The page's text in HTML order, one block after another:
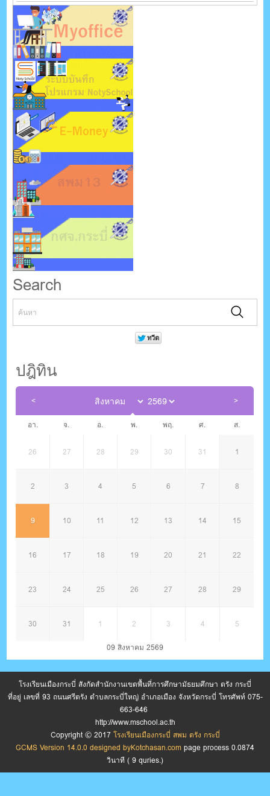
Search
ปฎิทิน
อา. จ. อ. พ. พฤ. ศ. ส.
26 27 28 29 30 31 1
2 3 4 5 6 7 8
9 10 11 12 13 14 15
16 17 18 19 20 21 22
23 24 25 26 27 28 29
30 31 1 2 3 4 5
09 สิงหาคม 2569
โรงเรียนเมืองกระบี่ สังกัดสำนักงานเขตพื้นที่การศึกษามัธยมศึกษา ตรัง กระบี่
ที่อยู่ เลขที่ 93 ถนนศรีตรัง ตำบลกระบี่ใหญ่ อำเภอเมือง จังหวัดกระบี่ โทรศัพท์ 075-
663-646
http://www.mschool.ac.th
Copyright © 2017 โรงเรียนเมืองกระบี่ สพม ตรัง กระบี่
GCMS Version 14.0.0 designed byKotchasan.com page process 0.0874
วินาที ( 9 quries.)